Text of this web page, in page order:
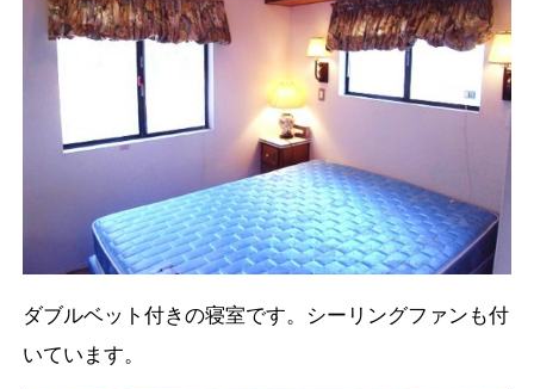
ダブルベット付きの寝室です。シーリングファンも付
いています。